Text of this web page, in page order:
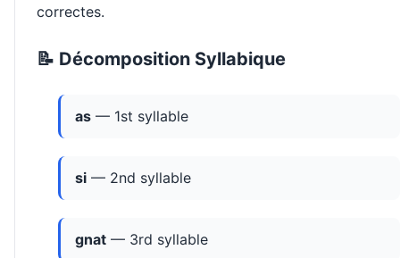
correctes.
📝 Décomposition Syllabique
as — 1st syllable
si — 2nd syllable
gnat — 3rd syllable